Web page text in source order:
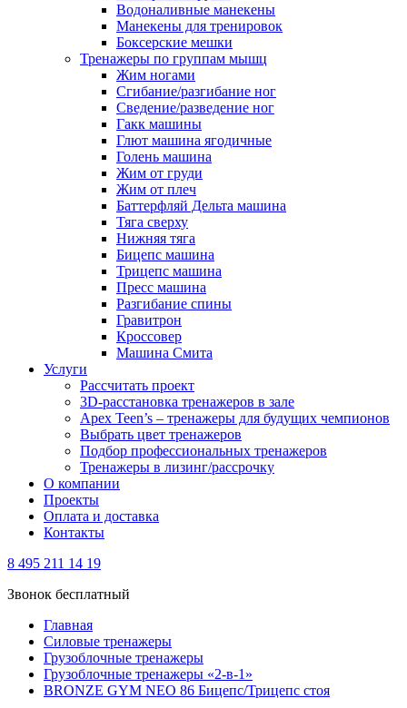
Водоналивные манекены
Манекены для тренировок
Боксерские мешки
Тренажеры по группам мышц
Жим ногами
Сгибание/разгибание ног
Сведение/разведение ног
Гакк машины
Глют машина ягодичные
Голень машина
Жим от груди
Жим от плеч
Баттерфляй Дельта машина
Тяга сверху
Нижняя тяга
Бицепс машина
Трицепс машина
Пресс машина
Разгибание спины
Гравитрон
Кроссовер
Машина Смита
Услуги
Рассчитать проект
3D-расстановка тренажеров в зале
Apex Teen’s – тренажеры для будущих чемпионов
Выбрать цвет тренажеров
Подбор профессиональных тренажеров
Тренажеры в лизинг/рассрочку
О компании
Проекты
Оплата и доставка
Контакты
8 495 211 14 19
Звонок бесплатный
Главная
Силовые тренажеры
Грузоблочные тренажеры
Грузоблочные тренажеры «2-в-1»
BRONZE GYM NEO 86 Бицепс/Трицепс стоя